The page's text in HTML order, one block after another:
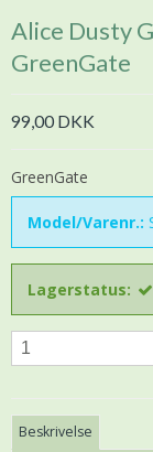
Alice Dusty
GreenGate
99,00 DKK
GreenGate
Model/Varenr.:
Lagerstatus:
Beskrivelse